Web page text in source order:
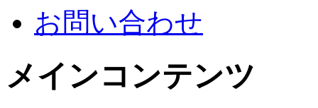
お問い合わせ
メインコンテンツ